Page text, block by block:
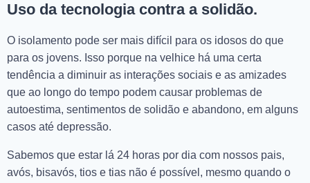
Uso da tecnologia contra a solidão.
O isolamento pode ser mais difícil para os idosos do que
para os jovens. Isso porque na velhice há uma certa
tendência a diminuir as interações sociais e as amizades
que ao longo do tempo podem causar problemas de
autoestima, sentimentos de solidão e abandono, em alguns
casos até depressão.
Sabemos que estar lá 24 horas por dia com nossos pais,
avós, bisavós, tios e tias não é possível, mesmo quando o